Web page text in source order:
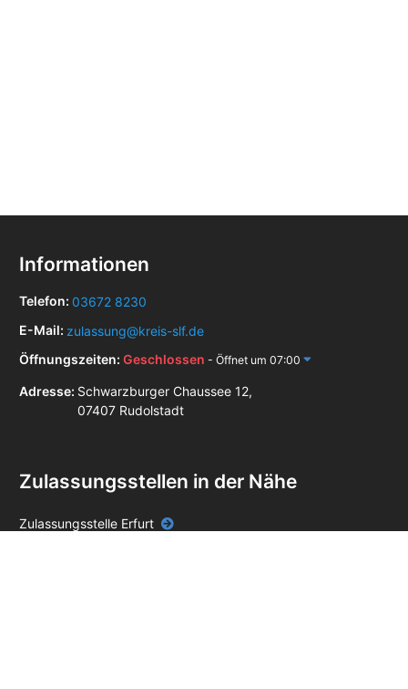
Informationen
Telefon: 03672 8230
E-Mail: zulassung@kreis-slf.de
Öffnungszeiten: Geschlossen - Öffnet um 07:00
Adresse: Schwarzburger Chaussee 12,
07407 Rudolstadt
Zulassungsstellen in der Nähe
Zulassungsstelle Erfurt